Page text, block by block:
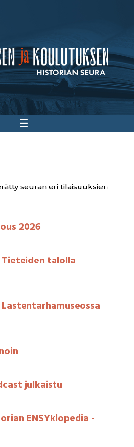
☰
seuran eri tilaisuuksien
2026
talolla
julkaistu
ENSYklopedia -